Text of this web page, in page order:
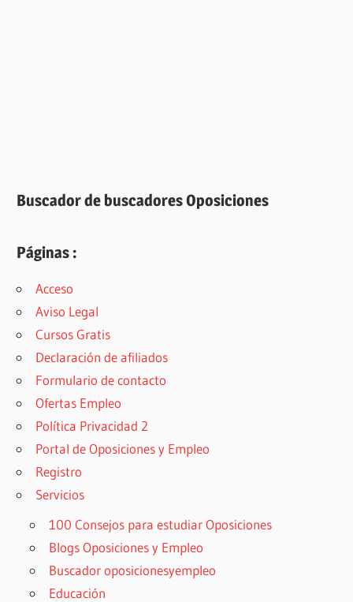
Buscador de buscadores Oposiciones
Páginas :
Acceso
Aviso Legal
Cursos Gratis
Declaración de afiliados
Formulario de contacto
Ofertas Empleo
Política Privacidad 2
Portal de Oposiciones y Empleo
Registro
Servicios
100 Consejos para estudiar Oposiciones
Blogs Oposiciones y Empleo
Buscador oposicionesyempleo
Educación